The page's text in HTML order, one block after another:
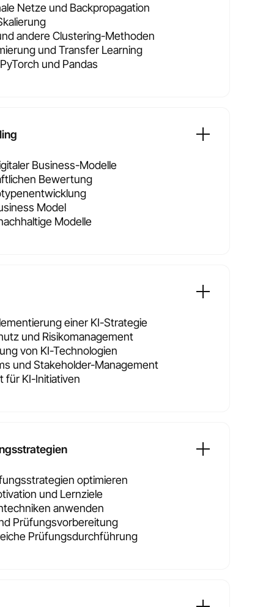
Netze und Backpropagation
andere Clustering-Methoden
und Transfer Learning
und Pandas
Business-Modelle
Bewertung
Model
Modelle
einer KI-Strategie
und Risikomanagement
von KI-Technologien
und Stakeholder-Management
für KI-Initiativen
optimieren
und Lernziele
anwenden
Prüfungsvorbereitung
Prüfungsdurchführung